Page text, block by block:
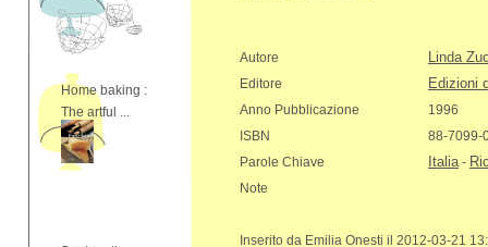
Home baking :
The artful ...
Autore Linda
Editore Edizioni
Anno Pubblicazione
1996
ISBN
88-7099-
Parole Chiave
Italia-
Note
Inserito da Emilia Onesti il 2012-03-21